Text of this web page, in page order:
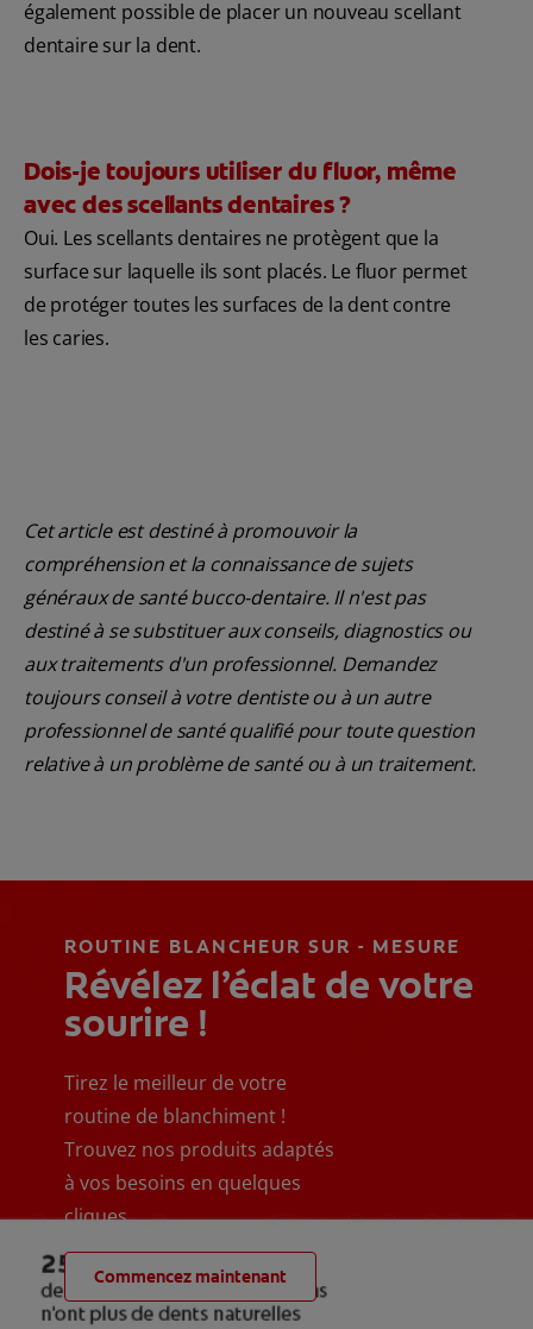
également possible de placer un nouveau scellant
dentaire sur la dent.
Dois-je toujours utiliser du fluor, même
avec des scellants dentaires ?
Oui. Les scellants dentaires ne protègent que la
surface sur laquelle ils sont placés. Le fluor permet
de protéger toutes les surfaces de la dent contre
les caries.
Cet article est destiné à promouvoir la
compréhension et la connaissance de sujets
généraux de santé bucco-dentaire. Il n'est pas
destiné à se substituer aux conseils, diagnostics ou
aux traitements d'un professionnel. Demandez
toujours conseil à votre dentiste ou à un autre
professionnel de santé qualifié pour toute question
relative à un problème de santé ou à un traitement.
ROUTINE BLANCHEUR SUR - MESURE
Révélez l’éclat de votre
sourire !
Tirez le meilleur de votre
routine de blanchiment !
Trouvez nos produits adaptés
à vos besoins en quelques
cliques
Commencez maintenant